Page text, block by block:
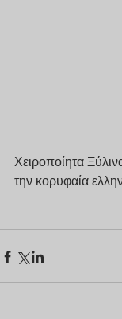
Χειροποίητα
την κορυφαία